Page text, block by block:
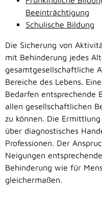
Beeinträchtigung
Schulische Bildung
Die Sicherung von
mit Behinderung jedes
gesamtgesellschaftliche
Bereiche des Lebens.
Bedarfen entsprechende
allen gesellschaftlichen
zu können. Die
über diagnostisches
Professionen. Der
Neigungen
Behinderung wie für
gleichermaßen.